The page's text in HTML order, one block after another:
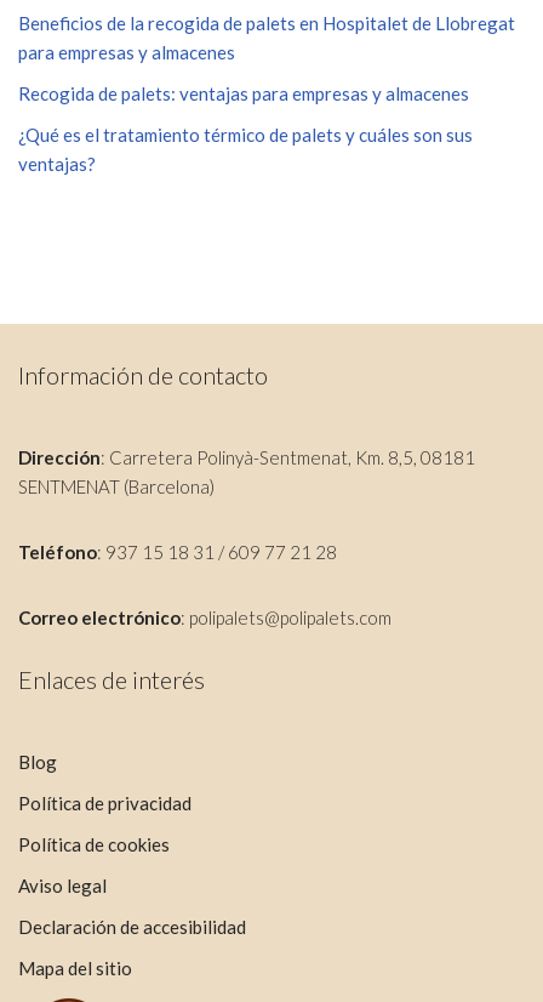
Beneficios de la recogida de palets en Hospitalet de Llobregat
para empresas y almacenes
Recogida de palets: ventajas para empresas y almacenes
¿Qué es el tratamiento térmico de palets y cuáles son sus
ventajas?
Información de contacto
Dirección: Carretera Polinyà-Sentmenat, Km. 8,5, 08181
SENTMENAT (Barcelona)
Teléfono: 937 15 18 31 / 609 77 21 28
Correo electrónico: polipalets@polipalets.com
Enlaces de interés
Blog
Política de privacidad
Política de cookies
Aviso legal
Declaración de accesibilidad
Mapa del sitio